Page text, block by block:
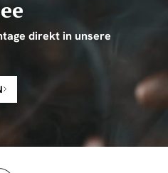
direkt in unsere